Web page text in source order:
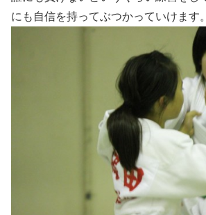
にも自信を持ってぶつかっていけます。